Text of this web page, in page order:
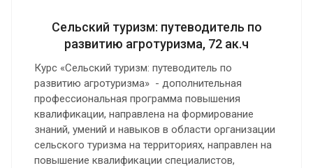
Сельский туризм: путеводитель по
развитию агротуризма, 72 ак.ч
Курс «Сельский туризм: путеводитель по
развитию агротуризма» - дополнительная
профессиональная программа повышения
квалификации, направлена на формирование
знаний, умений и навыков в области организации
сельского туризма на территориях, направлен на
повышение квалификации специалистов,